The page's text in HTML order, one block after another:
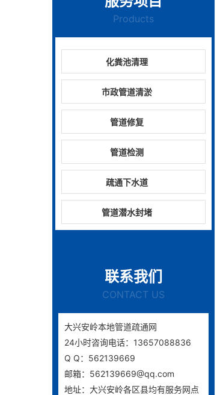
Products
化粪池清理
市政管道清淤
管道修复
管道检测
疏通下水道
管道潜水封堵
联系我们
CONTACT US
大兴安岭本地管道疏通网
24小时咨询电话：13657088836
Q Q：562139669
邮箱：562139669@qq.com
地址：大兴安岭各区县均有服务网点